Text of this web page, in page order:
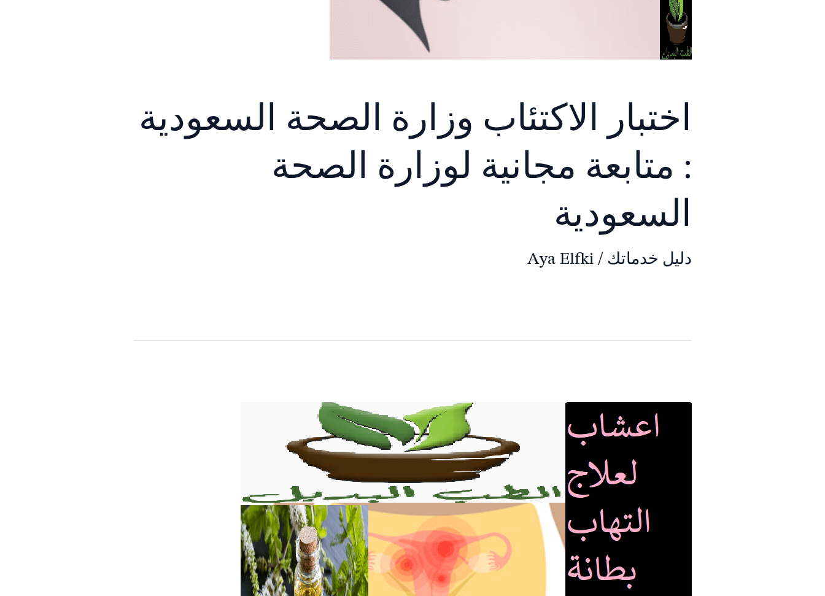
اختبار الاكتئاب وزارة الصحة السعودية
: متابعة مجانية لوزارة الصحة
السعودية
دليل خدماتك /
Aya Elfki